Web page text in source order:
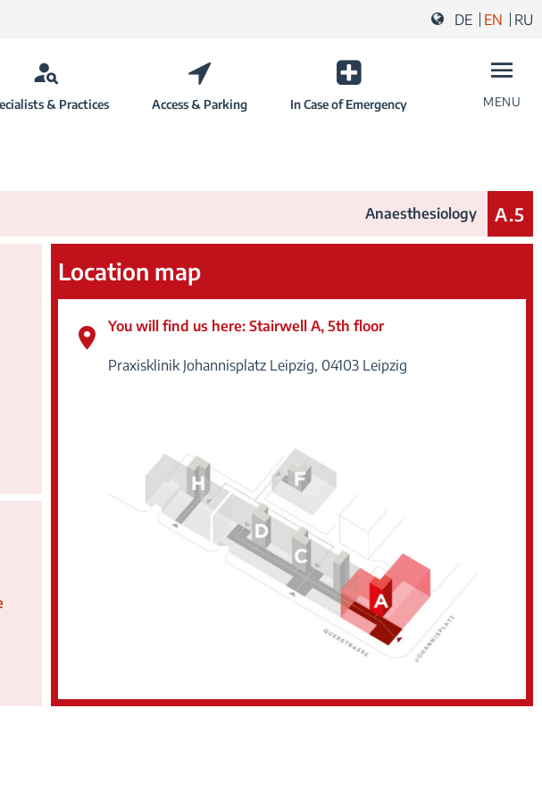
DE EN RU
& Practices Access & Parking In Case of Emergency MENU
Anaesthesiology A.5
You
Location map
You will find us here: Stairwell A, 5th floor
Praxisklinik Johannisplatz Leipzig, 04103 Leipzig